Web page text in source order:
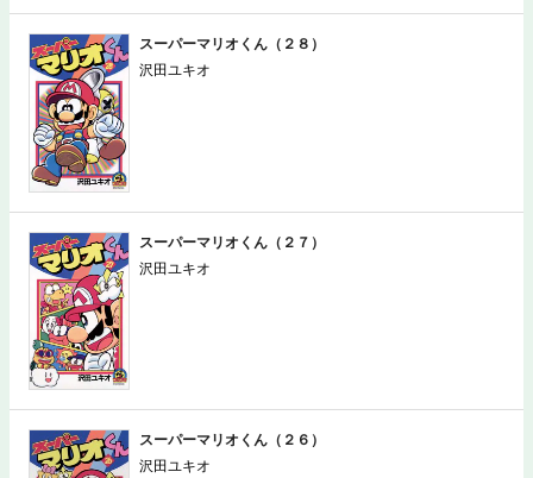
スーパーマリオくん（２８）
沢田ユキオ
スーパーマリオくん（２７）
沢田ユキオ
スーパーマリオくん（２６）
沢田ユキオ